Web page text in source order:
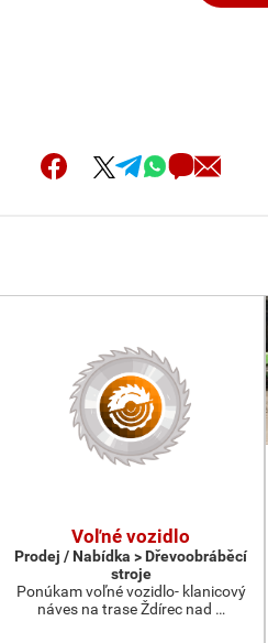
Voľné vozidlo
Prodej / Nabídka > Dřevoobráběcí
stroje
Ponúkam voľné vozidlo- klanicový
náves na trase Ždírec nad …